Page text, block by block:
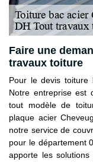
Faire une
travaux toiture
Pour le devis toiture
Notre entreprise est
tout modèle de
plaque acier
notre service de
pour le département
apporte les solutions